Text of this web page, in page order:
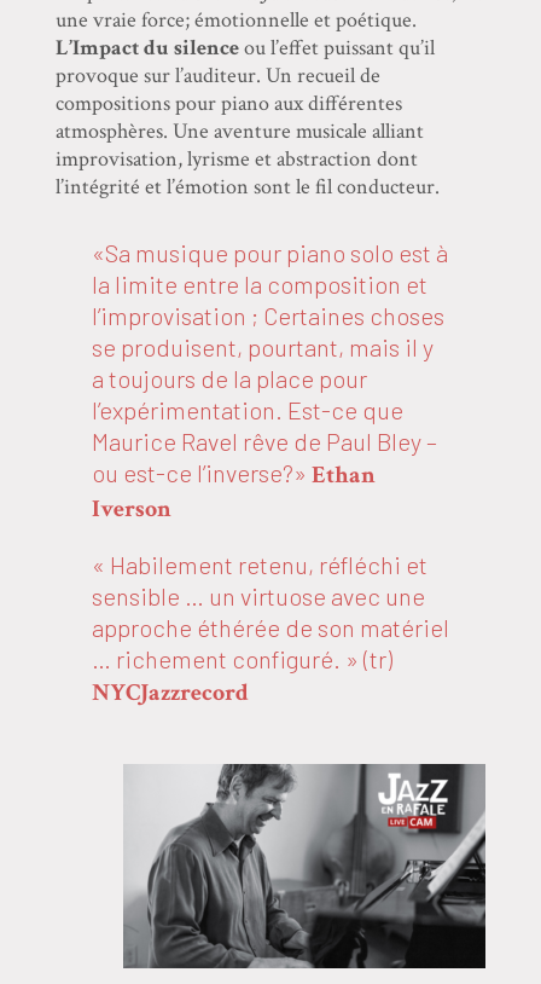
une vraie force; émotionnelle et poétique.
L’Impact du silenceou l’effet puissant qu’il
provoque sur l’auditeur. Un recueil de
compositions pour piano aux différentes
atmosphères. Une aventure musicale alliant
improvisation, lyrisme et abstraction dont
l’intégrité et l’émotion sont le fil conducteur.
«Sa musique pour piano solo est à
la limite entre la composition et
l’improvisation ; Certaines choses
se produisent, pourtant, mais il y
a toujours de la place pour
l’expérimentation. Est-ce que
Maurice Ravel rêve de Paul Bley –
ou est-ce l’inverse?» Ethan
Iverson
« Habilement retenu, réfléchi et
sensible … un virtuose avec une
approche éthérée de son matériel
… richement configuré. » (tr)
NYCJazzrecord